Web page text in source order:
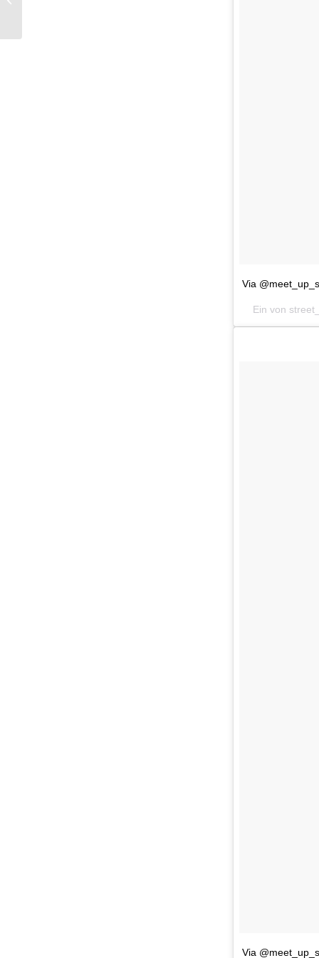
Via
Ein von
Via